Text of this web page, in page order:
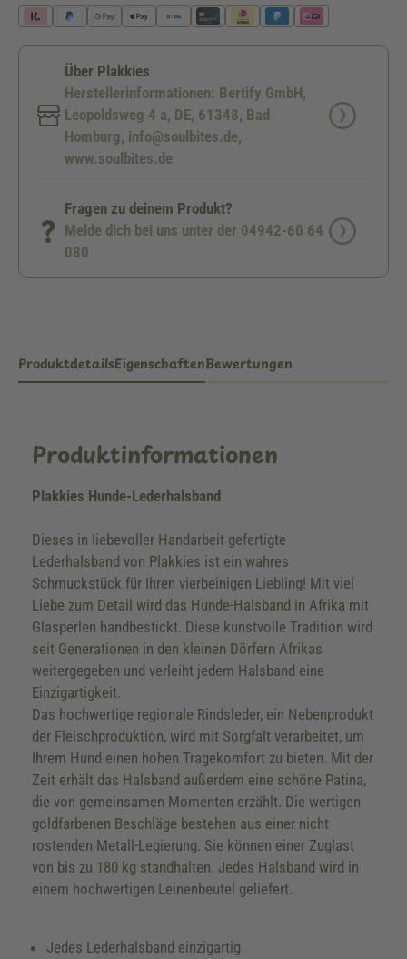
Über Plakkies
Herstellerinformationen: Bertify GmbH,
Leopoldsweg 4 a, DE, 61348, Bad
Homburg, info@soulbites.de,
www.soulbites.de
Fragen zu deinem Produkt?
Melde dich bei uns unter der 04942-60 64
080
ProduktdetailsEigenschaftenBewertungen
Produktinformationen
Plakkies Hunde-Lederhalsband
Dieses in liebevoller Handarbeit gefertigte
Lederhalsband von Plakkies ist ein wahres
Schmuckstück für Ihren vierbeinigen Liebling! Mit viel
Liebe zum Detail wird das Hunde-Halsband in Afrika mit
Glasperlen handbestickt. Diese kunstvolle Tradition wird
seit Generationen in den kleinen Dörfern Afrikas
weitergegeben und verleiht jedem Halsband eine
Einzigartigkeit.
Das hochwertige regionale Rindsleder, ein Nebenprodukt
der Fleischproduktion, wird mit Sorgfalt verarbeitet, um
Ihrem Hund einen hohen Tragekomfort zu bieten. Mit der
Zeit erhält das Halsband außerdem eine schöne Patina,
die von gemeinsamen Momenten erzählt. Die wertigen
goldfarbenen Beschläge bestehen aus einer nicht
rostenden Metall-Legierung. Sie können einer Zuglast
von bis zu 180 kg standhalten. Jedes Halsband wird in
einem hochwertigen Leinenbeutel geliefert.
Jedes Lederhalsband einzigartig